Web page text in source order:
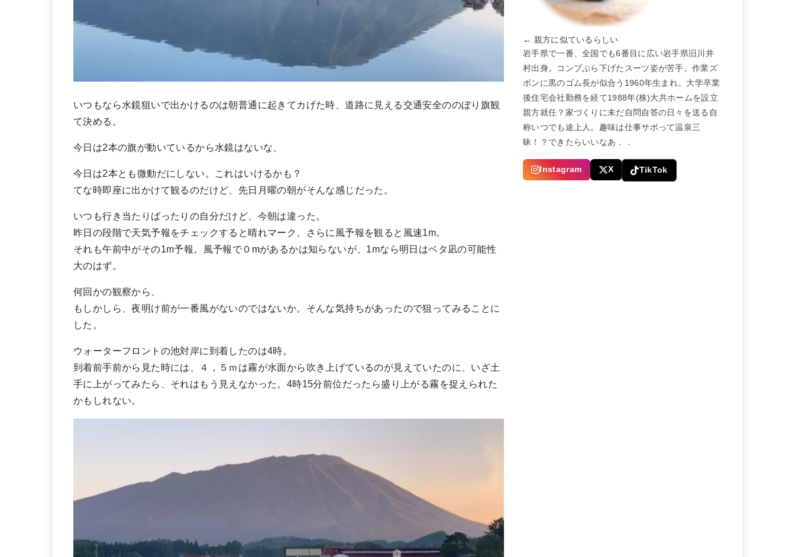
いつもなら水鏡狙いで出かけるのは朝普通に起きてカげた時、道路に見える交通安全ののぼり旗観
て決める。
今日は2本の旗が動いているから水鏡はないな、
今日は2本とも微動だにしない。これはいけるかも？
てな時即座に出かけて観るのだけど、先日月曜の朝がそんな感じだった。
いつも行き当たりばったりの自分だけど、今朝は違った。
昨日の段階で天気予報をチェックすると晴れマーク、さらに風予報を観ると風速1m。
それも午前中がその1m予報。風予報で０mがあるかは知らないが、1mなら明日はベタ凪の可能性
大のはず。
何回かの観察から、
もしかしら、夜明け前が一番風がないのではないか。そんな気持ちがあったので狙ってみることに
した。
ウォーターフロントの池対岸に到着したのは4時。
到着前手前から見た時には、４，５ｍは霧が水面から吹き上げているのが見えていたのに、いざ土
手に上がってみたら、それはもう見えなかった。4時15分前位だったら盛り上がる霧を捉えられた
かもしれない。
← 親方に似ているらしい
岩手県で一番、全国でも6番目に広い岩手県旧川井
村出身。コンブぶら下げたスーツ姿が苦手。作業ズ
ボンに黒のゴム長が似合う1960年生まれ。大学卒業
後住宅会社勤務を経て1988年(株)大共ホームを設立
親方就任？家づくりに未だ自問自答の日々を送る自
称いつでも途上人。趣味は仕事サボって温泉三
昧！？できたらいいなあ．．
Instagram X TikTok